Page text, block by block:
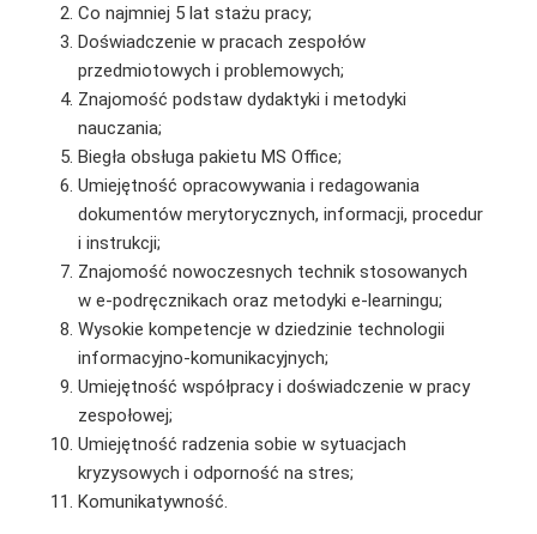
Co najmniej 5 lat stażu pracy;
Doświadczenie w pracach zespołów
przedmiotowych i problemowych;
Znajomość podstaw dydaktyki i metodyki
nauczania;
Biegła obsługa pakietu MS Office;
Umiejętność opracowywania i redagowania
dokumentów merytorycznych, informacji, procedur
i instrukcji;
Znajomość nowoczesnych technik stosowanych
w e-podręcznikach oraz metodyki e-learningu;
Wysokie kompetencje w dziedzinie technologii
informacyjno-komunikacyjnych;
Umiejętność współpracy i doświadczenie w pracy
zespołowej;
Umiejętność radzenia sobie w sytuacjach
kryzysowych i odporność na stres;
Komunikatywność.